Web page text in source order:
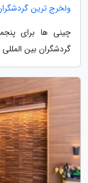
ولخرج ترین
چینی ها برای
گردشگران بین المللی